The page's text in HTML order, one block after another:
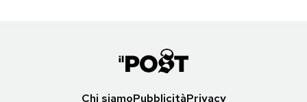
Chi siamoPubblicitàPrivacy